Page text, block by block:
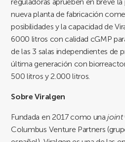
nueva planta de fabricación
posibilidades y la capacidad de
6000 litros con calidad cGMP
de las 3 salas independientes de
última generación con
500 litros y 2.000 litros.
Sobre Viralgen
Fundada en 2017 como unajoint
Columbus Venture Partners